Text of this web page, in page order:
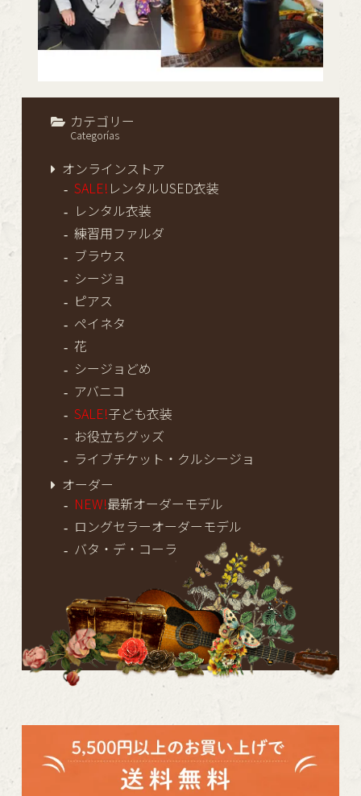
カテゴリー
Categorías
オンラインストア
SALE! レンタルUSED衣装
レンタル衣装
練習用ファルダ
ブラウス
シージョ
ピアス
ペイネタ
花
シージョどめ
アバニコ
SALE!子ども衣装
お役立ちグッズ
ライブチケット・クルシージョ
オーダー
NEW!最新オーダーモデル
ロングセラーオーダーモデル
バタ・デ・コーラ